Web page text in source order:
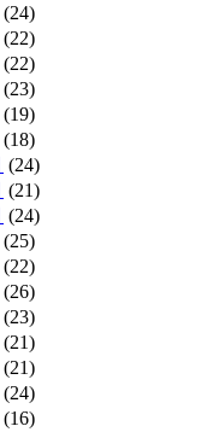
(24)
(22)
(22)
(23)
(19)
(18)
(24)
(21)
(24)
(25)
(22)
(26)
(23)
(21)
(21)
(24)
(16)